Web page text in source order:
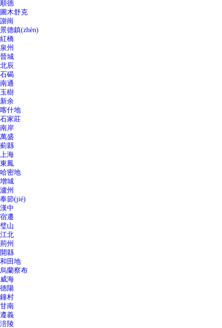
順德
圖木舒克
謝崗
景德鎮(zhèn)
紅橋
泉州
晉城
北辰
石碣
南通
玉樹
新余
喀什地
石家莊
南岸
萬盛
薊縣
上海
東鳳
哈密地
增城
瀘州
奉節(jié)
漢中
宿遷
璧山
江北
荊州
開縣
和田地
烏蘭察布
威海
德陽
鐘村
甘南
遵義
涪陵